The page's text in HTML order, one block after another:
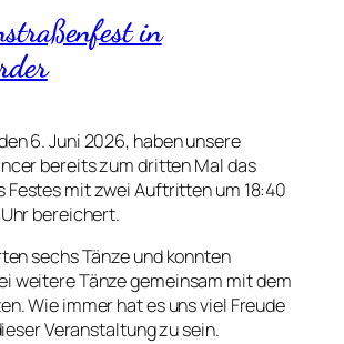
in
6. Juni 2026, haben unsere
bereits zum dritten Mal das
Festes mit zwei Auftritten um 18:40
bereichert.
sechs Tänze und konnten
weitere Tänze gemeinsam mit dem
Wie immer hat es uns viel Freude
Veranstaltung zu sein.